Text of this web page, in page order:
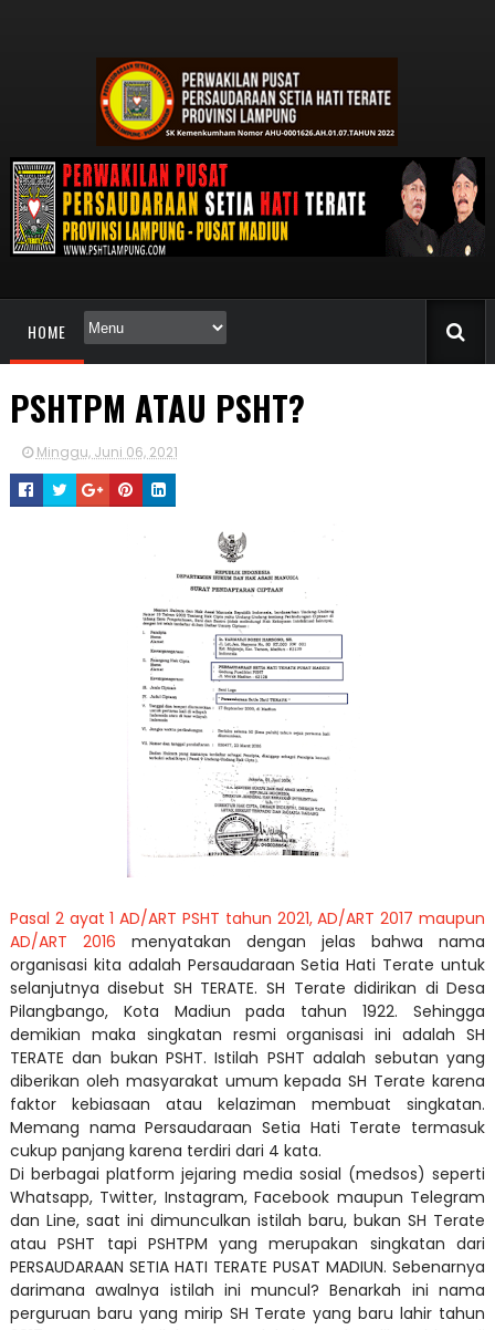
HOME
PSHTPM ATAU PSHT?
Minggu, Juni 06, 2021
Pasal 2 ayat 1 AD/ART PSHT tahun 2021, AD/ART 2017 maupun
AD/ART 2016 menyatakan dengan jelas bahwa nama
organisasi kita adalah Persaudaraan Setia Hati Terate untuk
selanjutnya disebut SH TERATE. SH Terate didirikan di Desa
Pilangbango, Kota Madiun pada tahun 1922. Sehingga
demikian maka singkatan resmi organisasi ini adalah SH
TERATE dan bukan PSHT. Istilah PSHT adalah sebutan yang
diberikan oleh masyarakat umum kepada SH Terate karena
faktor kebiasaan atau kelaziman membuat singkatan.
Memang nama Persaudaraan Setia Hati Terate termasuk
cukup panjang karena terdiri dari 4 kata.
Di berbagai platform jejaring media sosial (medsos) seperti
Whatsapp, Twitter, Instagram, Facebook maupun Telegram
dan Line, saat ini dimunculkan istilah baru, bukan SH Terate
atau PSHT tapi PSHTPM yang merupakan singkatan dari
PERSAUDARAAN SETIA HATI TERATE PUSAT MADIUN. Sebenarnya
darimana awalnya istilah ini muncul? Benarkah ini nama
perguruan baru yang mirip SH Terate yang baru lahir tahun